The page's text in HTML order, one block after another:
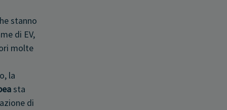
stanno
di EV,
molte
la
sta
di